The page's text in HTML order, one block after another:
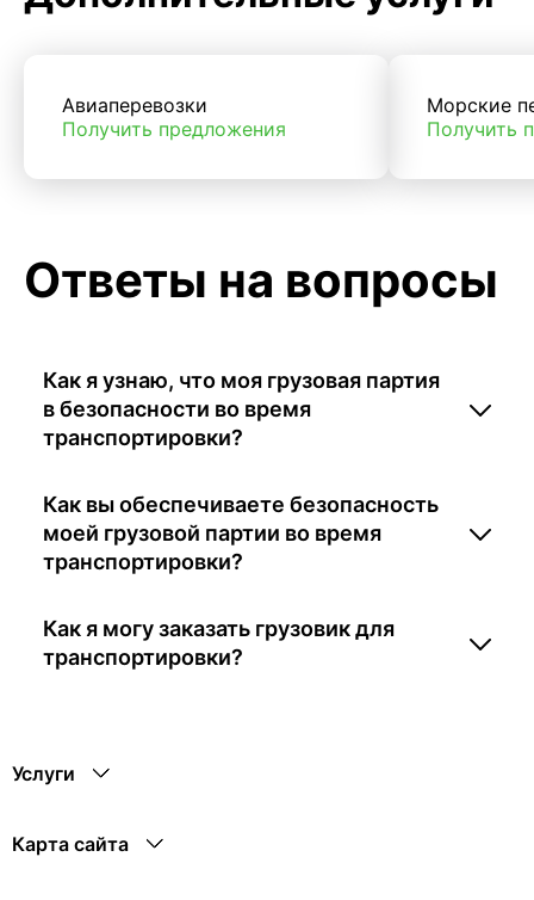
Авиаперевозки
Получить предложения
Морские
Получить
Ответы на вопросы
Как я узнаю, что моя грузовая партия
в безопасности во время
транспортировки?
Как вы обеспечиваете безопасность
моей грузовой партии во время
транспортировки?
Как я могу заказать грузовик для
транспортировки?
Услуги
Карта сайта